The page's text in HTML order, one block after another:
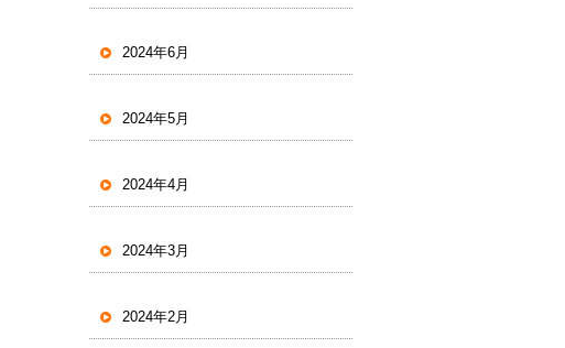
2024年6月
2024年5月
2024年4月
2024年3月
2024年2月